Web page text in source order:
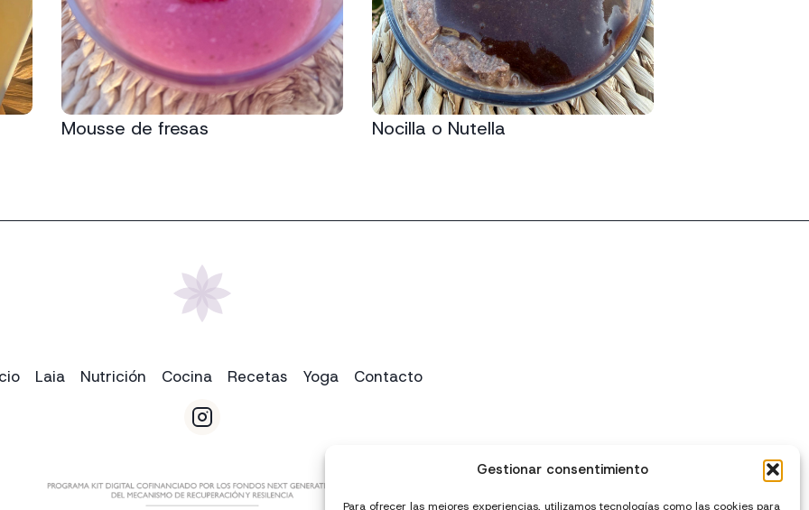
Gestionar consentimiento
Para ofrecer las mejores experiencias, utilizamos tecnologías como las cookies para
Mousse de fresas Nocilla o Nutella
Laia Nutrición Cocina Recetas Yoga Contacto